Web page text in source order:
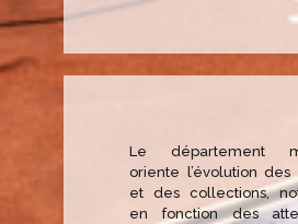
Le département
oriente l’évolution des
et des collections,
en fonction des